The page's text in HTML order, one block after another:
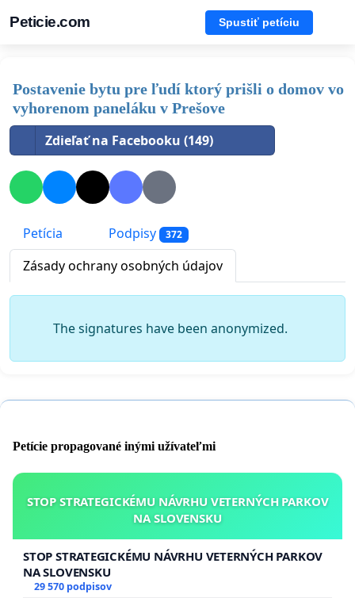
Peticie.com Spustiť petíciu
Postavenie bytu pre ľudí ktorý prišli o domov vo
vyhorenom paneláku v Prešove
Zdieľať na Facebooku (149)
Petícia Podpisy 372
Zásady ochrany osobných údajov
The signatures have been anonymized.
Petície propagované inými užívateľmi
STOP STRATEGICKÉMU NÁVRHU VETERNÝCH PARKOV
NA SLOVENSKU
STOP STRATEGICKÉMU NÁVRHU VETERNÝCH PARKOV
NA SLOVENSKU
29 570 podpisov